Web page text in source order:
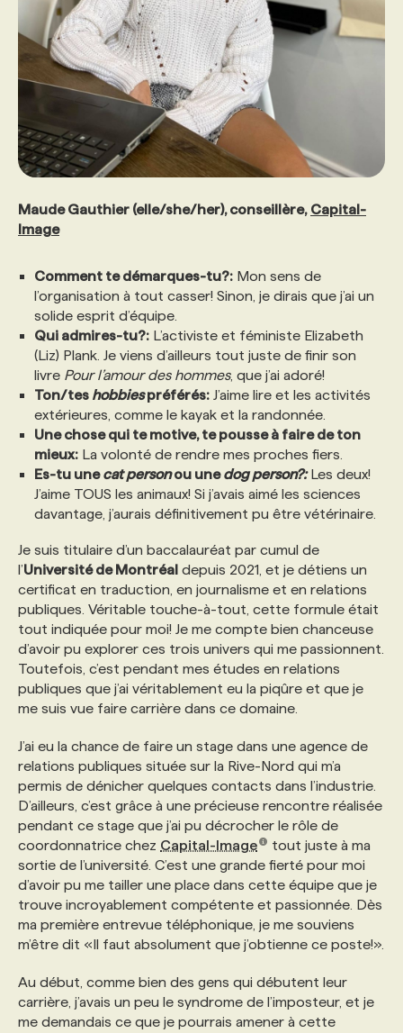
PROGRAMMES DE SUBVENTIONS
FAQ
ANNONCEZ AVEC NOUS
Maude Gauthier (elle/she/her), conseillère, Capital-
Image
Comment te démarques-tu?: Mon sens de
l’organisation à tout casser! Sinon, je dirais que j’ai un
solide esprit d’équipe.
Qui admires-tu?: L’activiste et féministe Elizabeth
(Liz) Plank. Je viens d’ailleurs tout juste de finir son
livre Pour l’amour des hommes, que j’ai adoré!
Ton/tes hobbiespréférés: J’aime lire et les activités
extérieures, comme le kayak et la randonnée.
Une chose qui te motive, te pousse à faire de ton
mieux: La volonté de rendre mes proches fiers.
Es-tu unecat personou unedog person?: Les deux!
J’aime TOUS les animaux! Si j’avais aimé les sciences
davantage, j’aurais définitivement pu être vétérinaire.
Je suis titulaire d’un baccalauréat par cumul de
l’Université de Montréal depuis 2021, et je détiens un
certificat en traduction, en journalisme et en relations
publiques. Véritable touche-à-tout, cette formule était
tout indiquée pour moi! Je me compte bien chanceuse
d’avoir pu explorer ces trois univers qui me passionnent.
Toutefois, c’est pendant mes études en relations
publiques que j’ai véritablement eu la piqûre et que je
me suis vue faire carrière dans ce domaine.
J’ai eu la chance de faire un stage dans une agence de
relations publiques située sur la Rive-Nord qui m’a
permis de dénicher quelques contacts dans l’industrie.
D’ailleurs, c’est grâce à une précieuse rencontre réalisée
pendant ce stage que j’ai pu décrocher le rôle de
coordonnatrice chez Capital-Image
tout juste à ma
sortie de l’université. C’est une grande fierté pour moi
d’avoir pu me tailler une place dans cette équipe que je
trouve incroyablement compétente et passionnée. Dès
ma première entrevue téléphonique, je me souviens
m’être dit «Il faut absolument que j’obtienne ce poste!».
Au début, comme bien des gens qui débutent leur
carrière, j’avais un peu le syndrome de l’imposteur, et je
me demandais ce que je pourrais amener à cette